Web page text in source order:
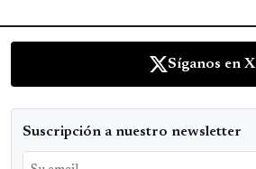
Síganos en X
Suscripción a nuestro newsletter